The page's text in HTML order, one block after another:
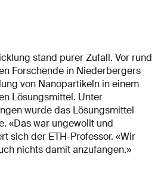
stand purer Zufall. Vor rund
Forschende in Niederbergers
von Nanopartikeln in einem
Lösungsmittel. Unter
wurde das Lösungsmittel
«Das war ungewollt und
sich der ETH-Professor. «Wir
nichts damit anzufangen.»